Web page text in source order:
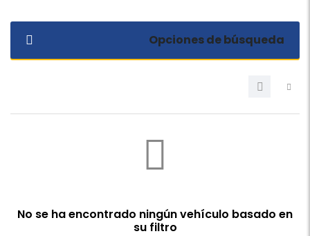
Opciones de búsqueda
No se ha encontrado ningún vehículo basado en
su filtro